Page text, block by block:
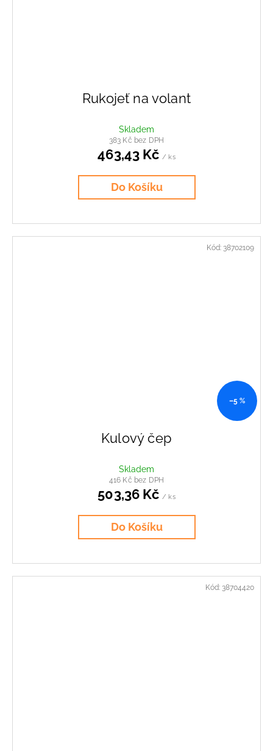
Rukojeť na volant
Skladem
383 Kč bez DPH
463,43 Kč / ks
Do Košíku
–5 %
Kulový čep
Skladem
416 Kč bez DPH
503,36 Kč/ ks
Do Košíku
Kód: 38702109
Kód: 38704420